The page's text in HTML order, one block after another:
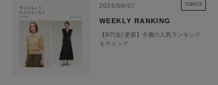
2026/08/07 TOPICS
WEEKLY RANKING
【8/7(金) 更新】今週の人気ランキング
をチェック